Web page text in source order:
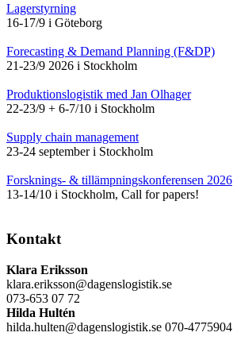
Lagerstyrning
16-17/9 i Göteborg
Forecasting & Demand Planning (F&DP)
21-23/9 2026 i Stockholm
Produktionslogistik med Jan Olhager
22-23/9 + 6-7/10 i Stockholm
Supply chain management
23-24 september i Stockholm
Forsknings- & tillämpningskonferensen 2026
13-14/10 i Stockholm, Call for papers!
Kontakt
Klara Eriksson
klara.eriksson@dagenslogistik.se
073-653 07 72
Hilda Hultén
hilda.hulten@dagenslogistik.se 070-4775904